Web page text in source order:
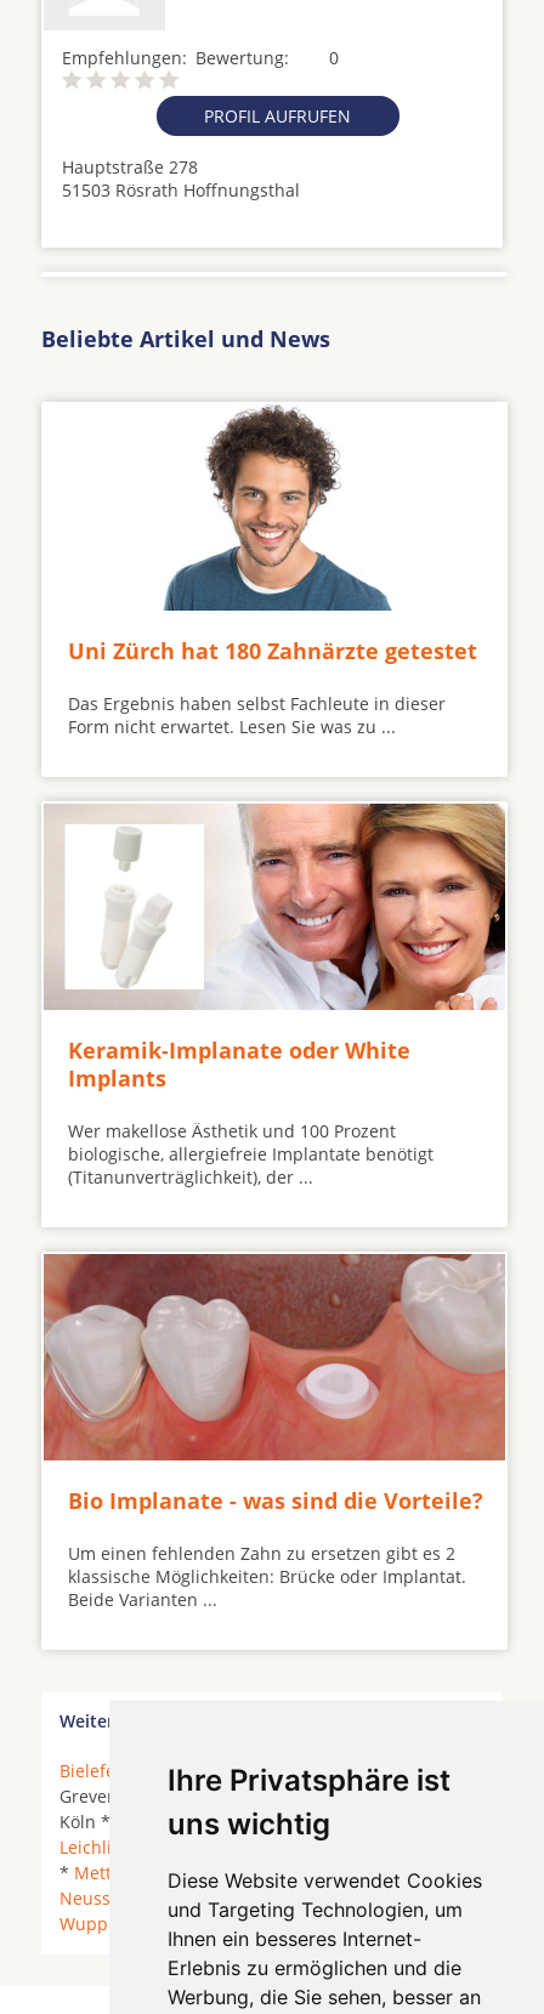
Ihre Privatsphäre ist
uns wichtig
Diese Website verwendet Cookies
und Targeting Technologien, um
Ihnen ein besseres Internet-
Erlebnis zu ermöglichen und die
Werbung, die Sie sehen, besser an
Empfehlungen: 0
Bewertung:
PROFIL AUFRUFEN
Hauptstraße 278
51503 Rösrath Hoffnungsthal
Beliebte Artikel und News
Uni Zürch hat 180 Zahnärzte getestet
Das Ergebnis haben selbst Fachleute in dieser
Form nicht erwartet. Lesen Sie was zu ...
Keramik-Implanate oder White
Implants
Wer makellose Ästhetik und 100 Prozent
biologische, allergiefreie Implantate benötigt
(Titanunverträglichkeit), der ...
Bio Implanate - was sind die Vorteile?
Um einen fehlenden Zahn zu ersetzen gibt es 2
klassische Möglichkeiten: Brücke oder Implantat.
Beide Varianten ...
Weitere Orte in der Nähe von Swisttal
Bielefeld Dormagen*Düsseldorf* Erkrath*
Grevenbroich *Haan* Heiligenhaus *Hilden*
Köln * Langenfeld * Langenfeld (Rheinland)
Leichlingen (Rheinland)
* Leverkusen *
* Mettmann * Monheim *Monheim am Rhein*
Neuss * Ratingen * Remscheid * Solingen
Wuppertal
Wülfrath *